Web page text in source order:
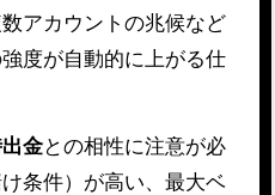
アカウントの兆候など
度が自動的に上がる仕
金との相性に注意が必
条件）が高い、最大ベ